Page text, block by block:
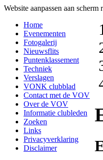
Website aanpassen aan scherm
Home
Evenementen
Fotogalerij
Nieuwsflits
Puntenklassement
Techniek
Verslagen
VONK clubblad
Contact met de VOV
Over de VOV
Informatie clubleden
Zoeken
Links
Privacyverklaring
Disclaimer